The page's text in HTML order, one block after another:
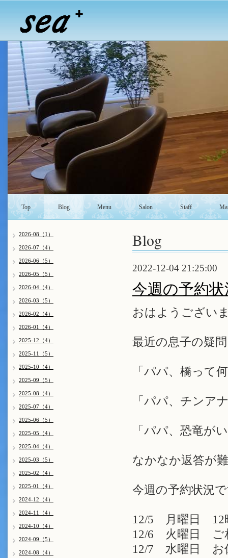
Top Blog Menu Salon Staff
Blog
2022-12-04 21:25:00
今週の予約
おはようござい
最近の息子の疑問
「パパ、橋って
「パパ、チンア
「パパ、恐竜が
なかなか返答が
今週の予約状況
12/5 月曜日 12
12/6 火曜日 ご
12/7 水曜日 お
2026-08（1）
2026-07（4）
2026-06（5）
2026-05（5）
2026-04（4）
2026-03（5）
2026-02（4）
2026-01（4）
2025-12（4）
2025-11（5）
2025-10（4）
2025-09（5）
2025-08（4）
2025-07（4）
2025-06（5）
2025-05（4）
2025-04（4）
2025-03（5）
2025-02（4）
2025-01（4）
2024-12（4）
2024-11（4）
2024-10（4）
2024-09（5）
2024-08（4）